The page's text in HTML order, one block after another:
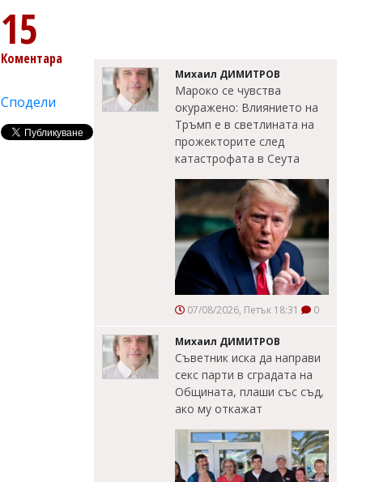
15
Коментара
Сподели
Михаил ДИМИТРОВ
Мароко се чувства
окуражено: Влиянието на
Тръмп е в светлината на
прожекторите след
катастрофата в Сеута
07/08/2026, Петък 18:31 0
Михаил ДИМИТРОВ
Съветник иска да направи
секс парти в сградата на
Общината, плаши със съд,
ако му откажат